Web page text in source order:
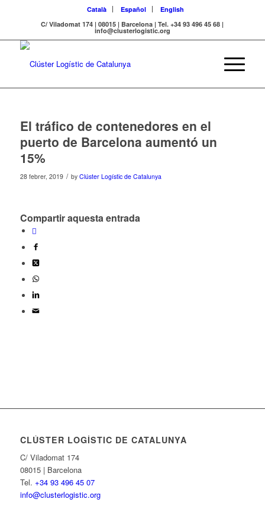
Català Español
English
C/ Viladomat 174 | 08015 | Barcelona | Tel. +34 93 496 45 68 |
info@clusterlogistic.org
El tráfico de contenedores en el
puerto de Barcelona aumentó un
15%
28 febrer, 2019 / by Clúster Logístic de Catalunya
Compartir aquesta entrada
CLÚSTER LOGÍSTIC DE CATALUNYA
C/ Viladomat 174
08015 | Barcelona
Tel. +34 93 496 45 07
info@clusterlogistic.org